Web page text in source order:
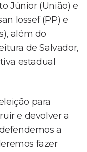
Júnior (União) e
Iossef (PP) e
além do
de Salvador,
estadual
para
e devolver a
a
fazer